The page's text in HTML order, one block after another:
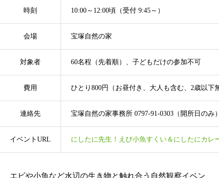
時刻 10:00～12:00頃（受付 9:45～）
会場 宝塚自然の家
対象者 60名程（先着順）、子どもだけの参加不可
費用 ひとり800円（お昼付き、大人も含む、2歳以下
連絡先 宝塚自然の家事務所 0797-91-0303（開所日のみ
イベントURL にしたに先生！えび小魚すくい＆にしたにカレ
エビや小魚など水辺の生き物と触れ合う自然観察イベン